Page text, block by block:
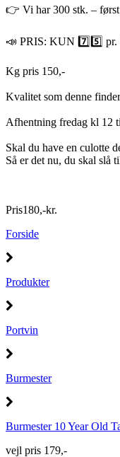
👉 Vi har 300 stk. –
📣 PRIS: KUN 7️⃣5️⃣ pr.
Kg pris 150,-
Kvalitet som denne
Afhentning fredag kl 12
Skal du have en culotte
Så er det nu, du skal slå
Pris180,-kr.
Forside
Produkter
Portvin
Burmester
Burmester 10 Year Old
vejl pris 179,-